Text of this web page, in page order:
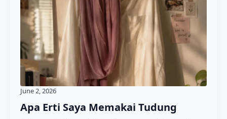
Apa Erti Saya Memakai Tudung
June 2, 2026